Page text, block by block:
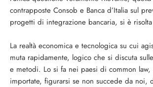
contrapposte Consob e Banca d’Italia sul
progetti di integrazione bancaria, si è
La realtà economica e tecnologica su cui
muta rapidamente, logico che si discuta
e metodi. Lo si fa nei paesi di common
importate, figurarsi se non succede da noi,